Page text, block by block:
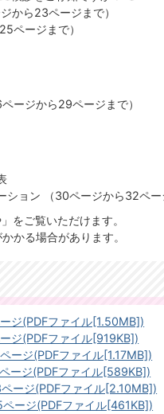
から23ページまで）
ページまで）
ージから29ページまで）
ション （30ページから32ペー
をご覧いただけます。
かる場合があります。
ジ(PDFファイル[1.50MB])
ジ(PDFファイル[919KB])
ージ(PDFファイル[1.17MB])
ージ(PDFファイル[589KB])
ージ(PDFファイル[2.10MB])
ージ(PDFファイル[461KB])